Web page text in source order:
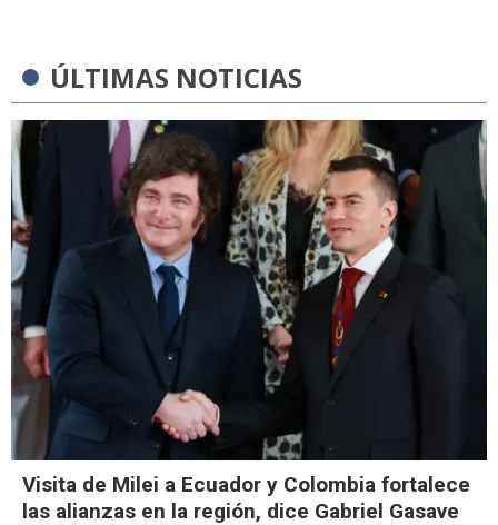
ÚLTIMAS NOTICIAS
Visita de Milei a Ecuador y Colombia fortalece
las alianzas en la región, dice Gabriel Gasave